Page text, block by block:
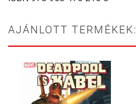
AJÁNLOTT TERMÉKEK: